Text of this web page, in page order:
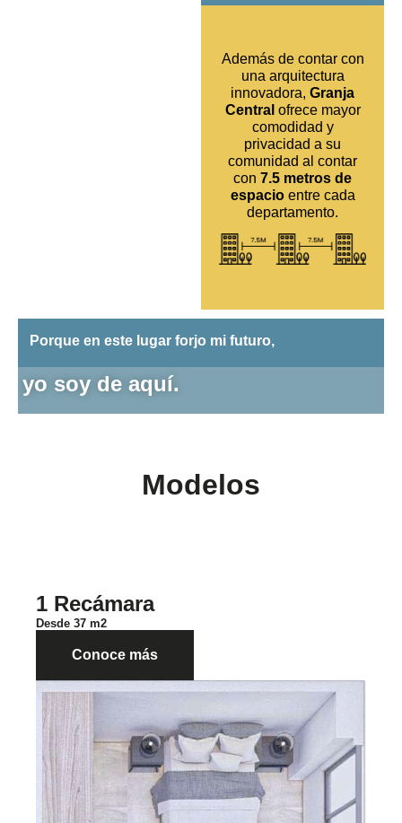
Además de contar con
una arquitectura
innovadora, Granja
Central ofrece mayor
comodidad y
privacidad a su
comunidad al contar
con 7.5 metros de
espacioentre cada
departamento.
Porque en este lugar forjo mi futuro,
yo soy de aquí.
Modelos
1 Recámara
Desde 37 m2
Conoce más